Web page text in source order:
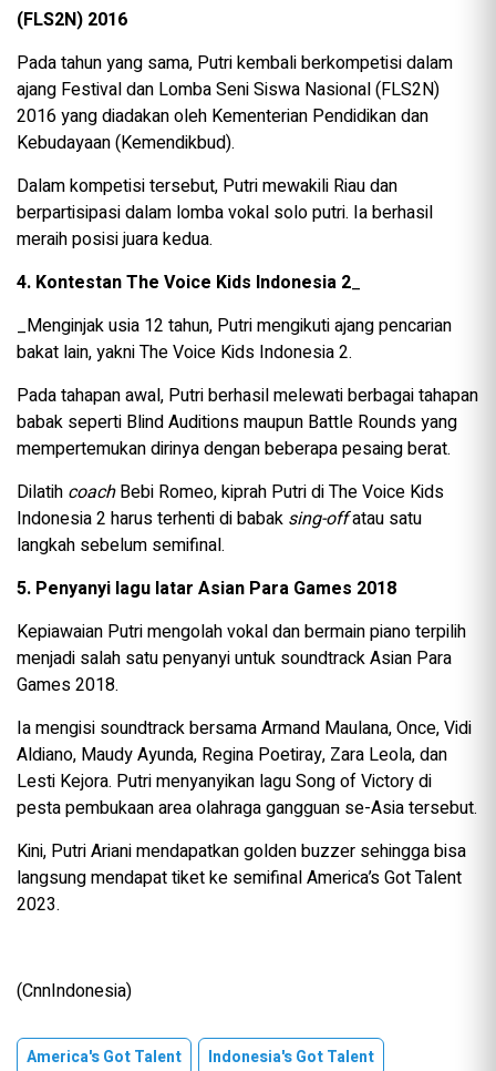
(FLS2N) 2016
Pada tahun yang sama, Putri kembali berkompetisi dalam
ajang Festival dan Lomba Seni Siswa Nasional (FLS2N)
2016 yang diadakan oleh Kementerian Pendidikan dan
Kebudayaan (Kemendikbud).
Dalam kompetisi tersebut, Putri mewakili Riau dan
berpartisipasi dalam lomba vokal solo putri. Ia berhasil
meraih posisi juara kedua.
4. Kontestan The Voice Kids Indonesia 2_
_Menginjak usia 12 tahun, Putri mengikuti ajang pencarian
bakat lain, yakni The Voice Kids Indonesia 2.
Pada tahapan awal, Putri berhasil melewati berbagai tahapan
babak seperti Blind Auditions maupun Battle Rounds yang
mempertemukan dirinya dengan beberapa pesaing berat.
Dilatih coachBebi Romeo, kiprah Putri di The Voice Kids
Indonesia 2 harus terhenti di babak sing-offatau satu
langkah sebelum semifinal.
5. Penyanyi lagu latar Asian Para Games 2018
Kepiawaian Putri mengolah vokal dan bermain piano terpilih
menjadi salah satu penyanyi untuk soundtrack Asian Para
Games 2018.
Ia mengisi soundtrack bersama Armand Maulana, Once, Vidi
Aldiano, Maudy Ayunda, Regina Poetiray, Zara Leola, dan
Lesti Kejora. Putri menyanyikan lagu Song of Victory di
pesta pembukaan area olahraga gangguan se-Asia tersebut.
Kini, Putri Ariani mendapatkan golden buzzer sehingga bisa
langsung mendapat tiket ke semifinal America’s Got Talent
2023.
(CnnIndonesia)
America's Got Talent
Indonesia's Got Talent